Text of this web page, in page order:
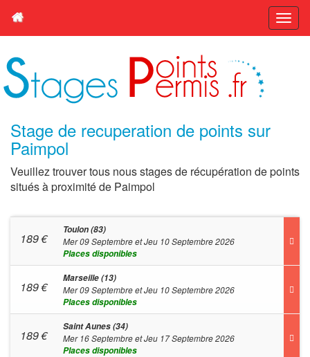
Stage de recuperation de points sur
Paimpol
Veuillez trouver tous nous stages de récupération de points
situés à proximité de Paimpol
189€
Toulon (83)
Mer 09 Septembre et Jeu 10 Septembre 2026
Places disponibles
189€
Marseille (13)
Mer 09 Septembre et Jeu 10 Septembre 2026
Places disponibles
189€
Saint Aunes (34)
Mer 16 Septembre et Jeu 17 Septembre 2026
Places disponibles